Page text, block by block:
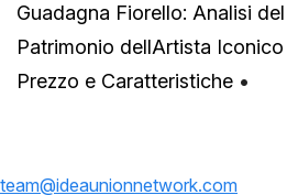
Guadagna Fiorello: Analisi
Patrimonio dellArtista Iconico
Prezzo e Caratteristiche •
team@ideaunionnetwork.com